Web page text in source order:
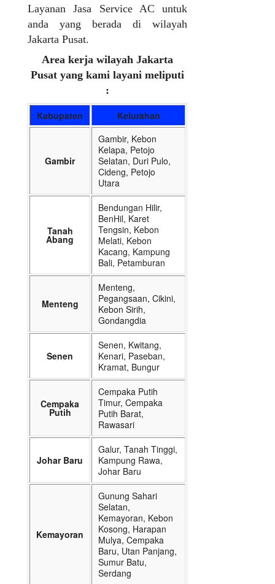
Layanan Jasa Service AC untuk
anda yang berada di wilayah
Jakarta Pusat.
Area kerja wilayah Jakarta
Pusat yang kami layani meliputi
:
Kabupaten Kelurahan
Gambir
Gambir, Kebon
Kelapa, Petojo
Selatan, Duri Pulo,
Cideng, Petojo
Utara
Tanah
Abang
Bendungan Hilir,
BenHil, Karet
Tengsin, Kebon
Melati, Kebon
Kacang, Kampung
Bali, Petamburan
Menteng
Menteng,
Pegangsaan, Cikini,
Kebon Sirih,
Gondangdia
Senen
Senen, Kwitang,
Kenari, Paseban,
Kramat, Bungur
Cempaka
Putih
Cempaka Putih
Timur, Cempaka
Putih Barat,
Rawasari
Johar Baru
Galur, Tanah Tinggi,
Kampung Rawa,
Johar Baru
Kemayoran
Gunung Sahari
Selatan,
Kemayoran, Kebon
Kosong, Harapan
Mulya, Cempaka
Baru, Utan Panjang,
Sumur Batu,
Serdang